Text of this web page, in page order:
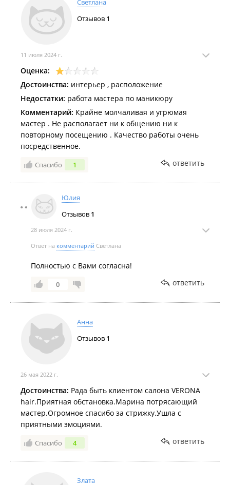
уехать-всем рекомендую!!!
Светлана
Отзывов 1
11 июля 2024 г.
Оценка:
Достоинства: интерьер , расположение
Недостатки: работа мастера по маникюру
Комментарий: Крайне молчаливая и угрюмая
мастер . Не располагает ни к общению ни к
повторному посещению . Качество работы очень
посредственное.
Спасибо 1 ответить
Юлия
Отзывов 1
28 июля 2024 г.
Ответ на комментарий Светлана
Полностью с Вами согласна!
0 ответить
Анна
Отзывов 1
26 мая 2022 г.
Достоинства: Рада быть клиентом салона VERONA
hair.Приятная обстановка.Марина потрясающий
мастер.Огромное спасибо за стрижку.Ушла с
приятными эмоциями.
Спасибо 4 ответить
Злата